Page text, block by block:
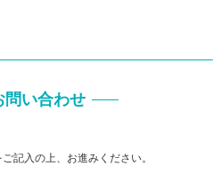
問い合わせ
記入の上、お進みください。